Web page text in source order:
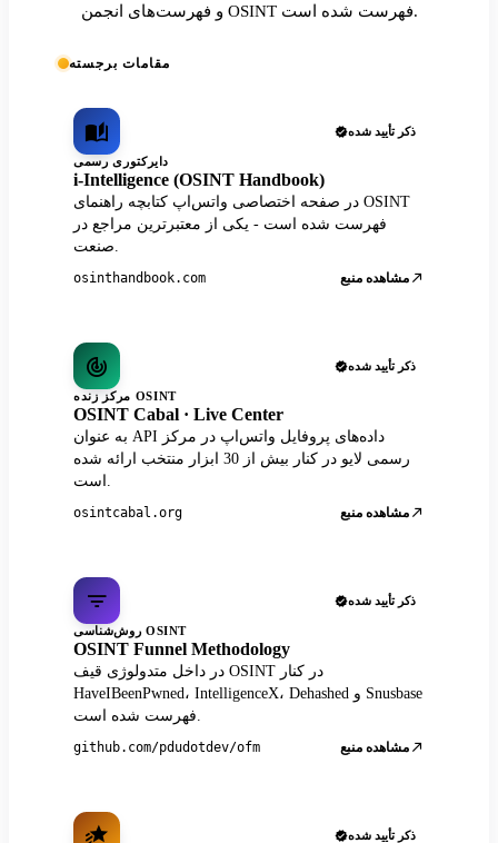
و فهرست‌های انجمن OSINT فهرست شده است.
مقامات برجسته
ذکر تأیید شده
دایرکتوری رسمی
i-Intelligence (OSINT Handbook)
در صفحه اختصاصی واتس‌اپ کتابچه راهنمای OSINT
فهرست شده است - یکی از معتبرترین مراجع در
صنعت.
osinthandbook.com مشاهده منبع
ذکر تأیید شده
مرکز زنده OSINT
OSINT Cabal · Live Center
به عنوان API داده‌های پروفایل واتس‌اپ در مرکز
رسمی لایو در کنار بیش از 30 ابزار منتخب ارائه شده
است.
osintcabal.org مشاهده منبع
ذکر تأیید شده
روش‌شناسی OSINT
OSINT Funnel Methodology
در داخل متدولوژی قیف OSINT در کنار
HaveIBeenPwned، IntelligenceX، Dehashed و Snusbase
فهرست شده است.
github.com/pdudotdev/ofm مشاهده منبع
ذکر تأیید شده